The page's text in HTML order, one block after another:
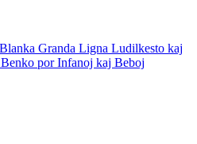
Granda Ligna Ludilkesto kaj
por Infanoj kaj Beboj